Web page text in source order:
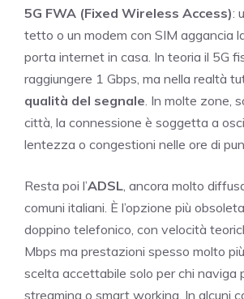
5G FWA (Fixed Wireless Access):
tetto o un modem con SIM aggancia
porta internet in casa. In teoria il 5G
raggiungere 1 Gbps, ma nella realtà
qualità del segnale . In molte zone,
città, la connessione è soggetta a
lentezza o congestioni nelle ore di
Resta poi l’ADSL , ancora molto
comuni italiani. È l’opzione più
doppino telefonico, con velocità
Mbps ma prestazioni spesso molto
scelta accettabile solo per chi naviga
streaming o smart working. In alcuni